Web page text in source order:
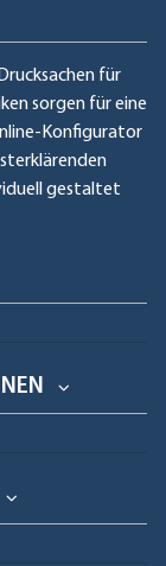
für
sorgen für eine
Konfigurator
gestaltet